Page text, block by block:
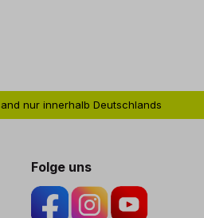
nur innerhalb Deutschlands
Folge uns